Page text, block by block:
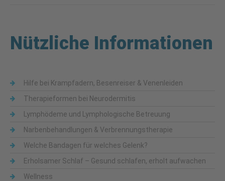
Nützliche Informationen
Hilfe bei Krampfadern, Besenreiser & Venenleiden
Therapieformen bei Neurodermitis
Lymphödeme und Lymphologische Betreuung
Narbenbehandlungen & Verbrennungstherapie
Welche Bandagen für welches Gelenk?
Erholsamer Schlaf – Gesund schlafen, erholt aufwachen
Wellness